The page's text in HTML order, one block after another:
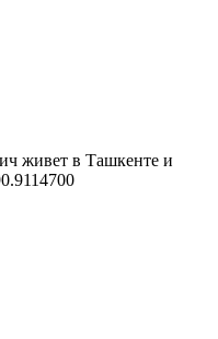
живет в Ташкенте и